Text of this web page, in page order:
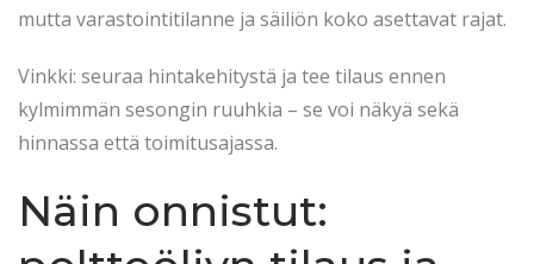
mutta varastointitilanne ja säiliön koko asettavat rajat.
Vinkki: seuraa hintakehitystä ja tee tilaus ennen
kylmimmän sesongin ruuhkia – se voi näkyä sekä
hinnassa että toimitusajassa.
Näin onnistut: